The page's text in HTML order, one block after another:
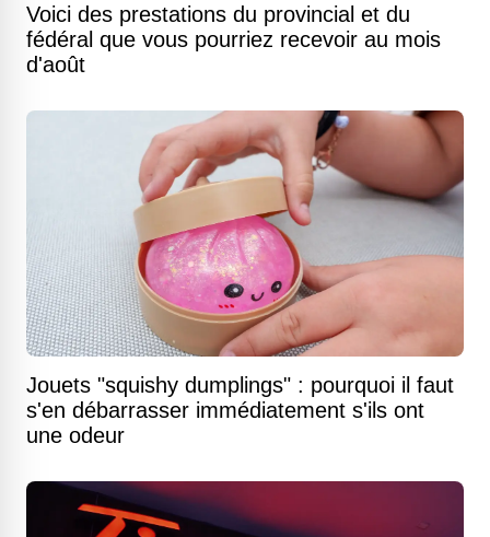
Voici des prestations du provincial et du
fédéral que vous pourriez recevoir au mois
d'août
Jouets "squishy dumplings" : pourquoi il faut
s'en débarrasser immédiatement s'ils ont
une odeur